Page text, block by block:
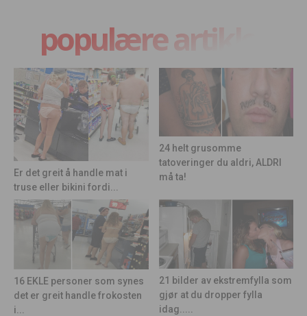
populære artikler
Er det greit å handle mat i
truse eller bikini fordi...
24 helt grusomme
tatoveringer du aldri, ALDRI
må ta!
16 EKLE personer som synes
det er greit handle frokosten
i...
21 bilder av ekstremfylla som
gjør at du dropper fylla
idag.....